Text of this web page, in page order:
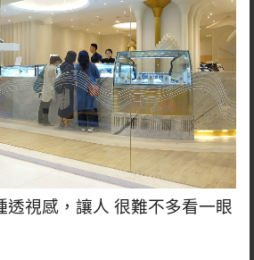
透視感，讓人 很難不多看一眼